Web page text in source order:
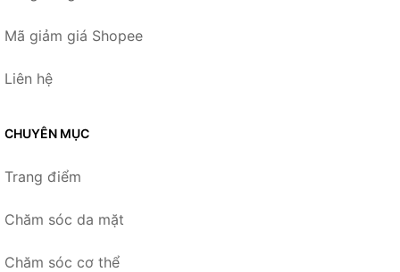
Mã giảm giá Shopee
Liên hệ
CHUYÊN MỤC
Trang điểm
Chăm sóc da mặt
Chăm sóc cơ thể